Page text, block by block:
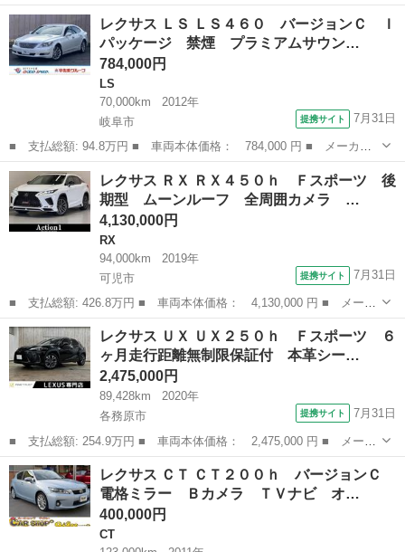
🐾✨ こんなお悩みはありませんか？🤔 ✅ 勤続年数が短い ✅ パー
ト・アルバイト勤務 ✅ 派遣社員・自営業 ✅ 専業主婦（主夫） ✅ 自
己破産...
岐阜 大垣市 その他
レクサス ＬＳ ＬＳ４６０ バージョンＣ Ｉ
パッケージ 禁煙 プラミアムサウン…
784,000円
LS
70,000km
2012年
岐阜市
提携サイト 7月31日
■ 支払総額: 94.8万円 ■ 車両本体価格： 784,000 円 ■ メーカー
名： レクサス ■ 車種名： ＬＳ ■ グレード名： ＬＳ４６０
バージョンＣ Ｉパッケージ 禁煙 プラミアムサウンド シートヒ
ーター セミ...
岐阜 岐阜市 LS
レクサス ＲＸ ＲＸ４５０ｈ Ｆスポーツ 後
期型 ムーンルーフ 全周囲カメラ …
4,130,000円
RX
94,000km
2019年
可児市
提携サイト 7月31日
■ 支払総額: 426.8万円 ■ 車両本体価格： 4,130,000 円 ■ メーカ
ー名： レクサス ■ 車種名： ＲＸ ■ グレード名： ＲＸ４５０
ｈ Ｆスポーツ 後期型 ムーンルーフ 全周囲カメラ ＴＲＤフロ
ント・サ...
岐阜 可児市 RX
レクサス ＵＸ ＵＸ２５０ｈ Ｆスポーツ ６
ヶ月走行距離無制限保証付 本革シー…
2,475,000円
89,428km
2020年
各務原市
提携サイト 7月31日
■ 支払総額: 254.9万円 ■ 車両本体価格： 2,475,000 円 ■ メーカ
ー名： レクサス ■ 車種名： ＵＸ ■ グレード名： ＵＸ２５０
ｈ Ｆスポーツ ６ヶ月走行距離無制限保証付 本革シート 全周囲
カメラ ...
岐阜 各務原市 レクサス
レクサス ＣＴ ＣＴ２００ｈ バージョンＣ
電格ミラー Ｂカメラ ＴＶナビ オ…
400,000円
CT